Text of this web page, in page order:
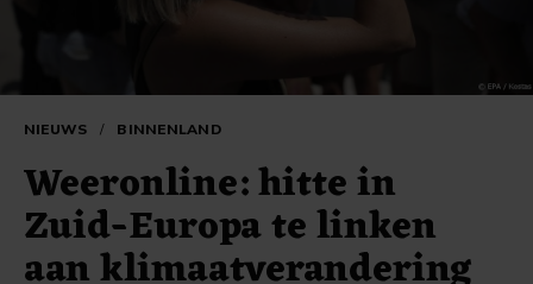
NIEUWS / BINNENLAND
Weeronline: hitte in
Zuid-Europa te linken
aan klimaatverandering